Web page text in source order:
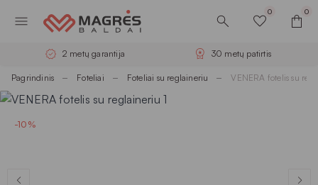
0 0
2 metų garantija 30 metų patirtis
Pagrindinis Foteliai Foteliai su reglaineriu VENERA fotelis su
-10%